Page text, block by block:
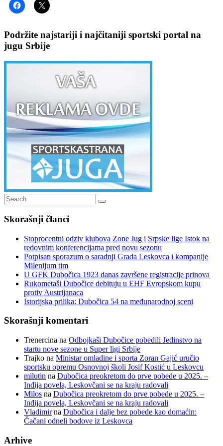
Podržite najstariji i najčitaniji sportski portal na
jugu Srbije
Search
for:
Search
Skorašnji članci
Stoprocentni odziv klubova Zone Jug i Srpske lige Istok na
redovnim konferencijama pred novu sezonu
Potpisan sporazum o saradnji Grada Leskovca i kompanije
Milenijum tim
U GFK Dubočica 1923 danas završene registracije prinova
Rukometaši Dubočice debituju u EHF Evropskom kupu
protiv Austrijanaca
Istorijska prilika: Dubočica 54 na međunarodnoj sceni
Skorašnji komentari
Trenercina na Odbojkaši Dubočice pobedili Jedinstvo na
startu nove sezone u Super ligi Srbije
Trajko na Ministar omladine i sporta Zoran Gajić uručio
sportsku opremu Osnovnoj školi Josif Kostić u Leskovcu
milutin na Dubočica preokretom do prve pobede u 2025. –
Inđija povela, Leskovčani se na kraju radovali
Milos na Dubočica preokretom do prve pobede u 2025. –
Inđija povela, Leskovčani se na kraju radovali
Vladimirna Dubočica i dalje bez pobede kao domaćin:
Čačani odneli bodove iz Leskovca
Arhive